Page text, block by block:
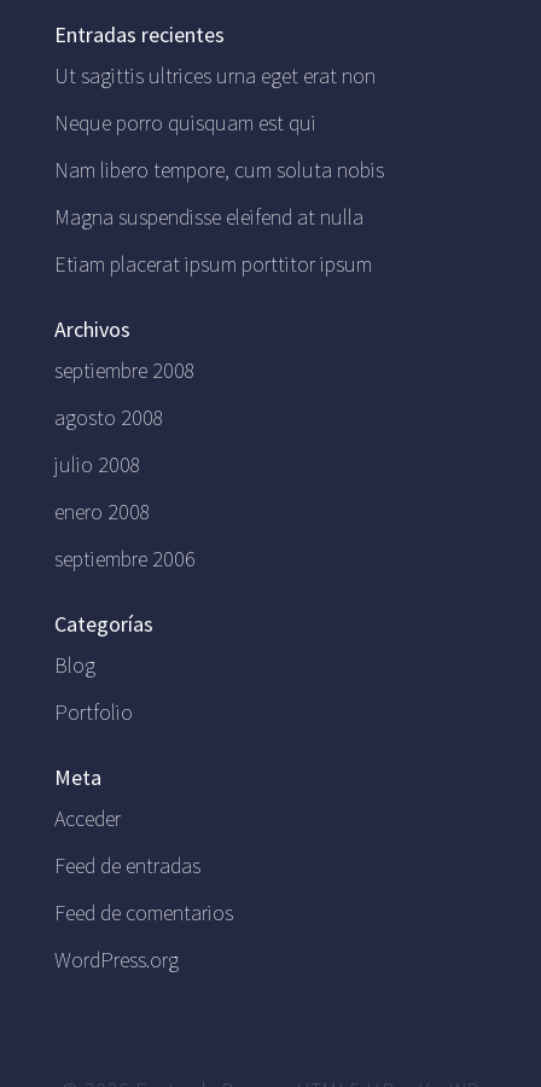
Entradas recientes
Ut sagittis ultrices urna eget erat non
Neque porro quisquam est qui
Nam libero tempore, cum soluta nobis
Magna suspendisse eleifend at nulla
Etiam placerat ipsum porttitor ipsum
Archivos
septiembre 2008
agosto 2008
julio 2008
enero 2008
septiembre 2006
Categorías
Blog
Portfolio
Meta
Acceder
Feed de entradas
Feed de comentarios
WordPress.org